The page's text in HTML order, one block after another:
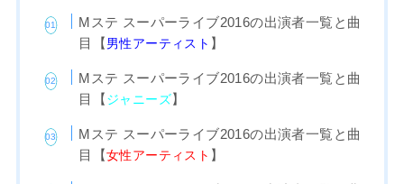
Mステ スーパーライブ2016の出演者一覧と曲
目【男性アーティスト 】
Mステ スーパーライブ2016の出演者一覧と曲
目【ジャニーズ】
Mステ スーパーライブ2016の出演者一覧と曲
目【女性アーティスト 】